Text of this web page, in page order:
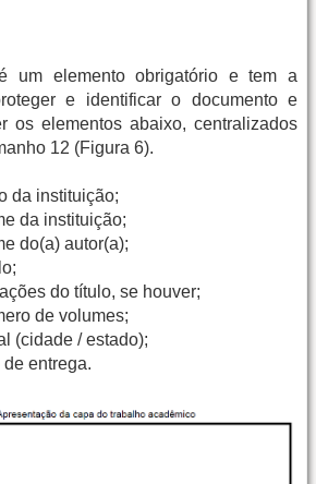
um elemento obrigatório e tem a
e identificar o documento e
os elementos abaixo, centralizados
12 (Figura 6).
da instituição;
da instituição;
do(a) autor(a);
do título, se houver;
de volumes;
(cidade / estado);
de entrega.